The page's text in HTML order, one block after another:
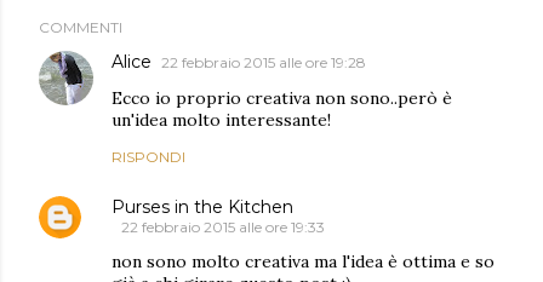
COMMENTI
Alice 22 febbraio 2015 alle ore 19:28
Ecco io proprio creativa non sono..però è
un'idea molto interessante!
RISPONDI
Purses in the Kitchen
22 febbraio 2015 alle ore 19:33
non sono molto creativa ma l'idea è ottima e so